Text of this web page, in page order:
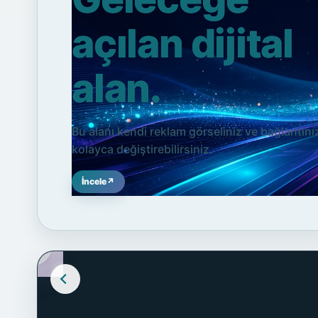
açılan dijital
alan.
Bu alanı kendi reklam görseliniz ve
kolayca değiştirebilirsiniz.
İncele↗